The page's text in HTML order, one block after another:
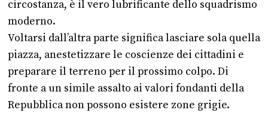
circostanza, è il vero lubrificante dello squadrismo
moderno.
Voltarsi dall’altra parte significa lasciare sola quella
piazza, anestetizzare le coscienze dei cittadini e
preparare il terreno per il prossimo colpo. Di
fronte a un simile assalto ai valori fondanti della
Repubblica non possono esistere zone grigie.